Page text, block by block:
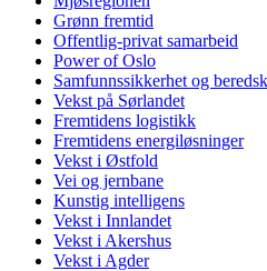
Grønn fremtid
Offentlig-privat samarbeid
Power of Oslo
Samfunnssikkerhet og
Vekst på Sørlandet
Fremtidens logistikk
Fremtidens energiløsninger
Vekst i Østfold
Vei og jernbane
Kunstig intelligens
Vekst i Innlandet
Vekst i Akershus
Vekst i Agder